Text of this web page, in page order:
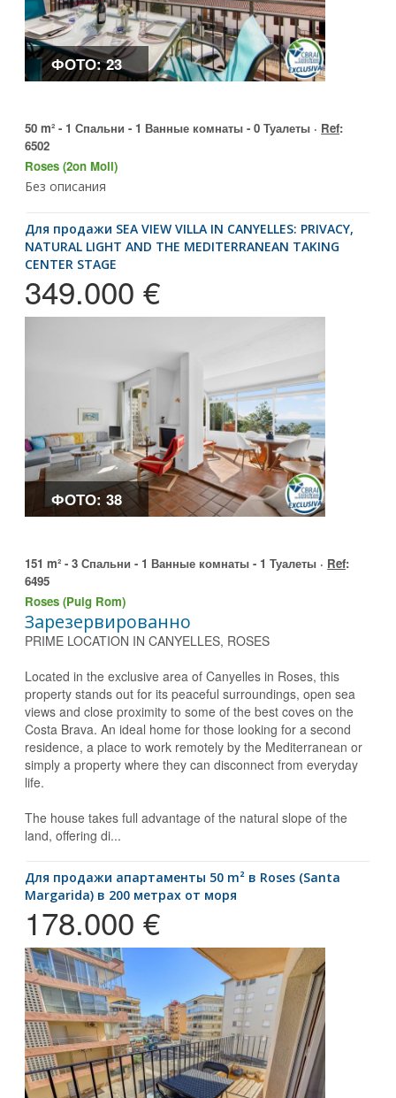
ФОТО: 23
50 m² - 1 Спальни - 1 Ванные комнаты - 0 Туалеты · Ref:
6502
Roses (2on Moll)
Без описания
для продажи SEA VIEW VILLA IN CANYELLES: PRIVACY,
NATURAL LIGHT AND THE MEDITERRANEAN TAKING
CENTER STAGE
349.000 €
ФОТО: 38
151 m² - 3 Спальни - 1 Ванные комнаты - 1 Туалеты · Ref:
6495
Roses (Puig Rom)
Зарезервированно
PRIME LOCATION IN CANYELLES, ROSES
Located in the exclusive area of Canyelles in Roses, this
property stands out for its peaceful surroundings, open sea
views and close proximity to some of the best coves on the
Costa Brava. An ideal home for those looking for a second
residence, a place to work remotely by the Mediterranean or
simply a property where they can disconnect from everyday
life.
The house takes full advantage of the natural slope of the
land, offering di...
для продажи апартаменты 50 m² в Roses (Santa
Margarida) в 200 метрах от моря
178.000 €